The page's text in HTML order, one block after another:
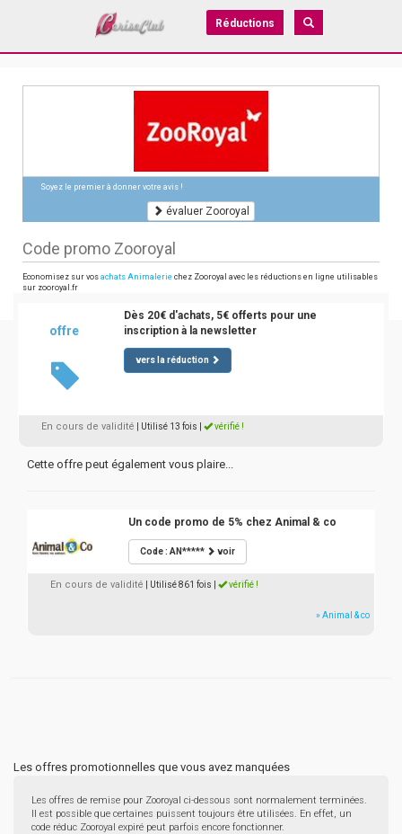
Réductions
Soyez le premier à donner votre avis !
évaluer Zooroyal
Code promo Zooroyal
Economisez sur vos achats Animalerie chez Zooroyal avec les réductions en ligne utilisables
sur zooroyal.fr
offre
Dès 20€ d'achats, 5€ offerts pour une
inscription à la newsletter
vers la réduction
En cours de validité | Utilisé 13 fois vérifié !
Cette offre peut également vous plaire...
Un code promo de 5% chez Animal & co
Code : AN***** voir
En cours de validité | Utilisé 861 fois vérifié !
» Animal & co
Les offres promotionnelles que vous avez manquées
Les offres de remise pour Zooroyal ci-dessous sont normalement terminées.
Il est possible que certaines puissent toujours être utilisées. En effet, un
code réduc Zooroyal expiré peut parfois encore fonctionner.